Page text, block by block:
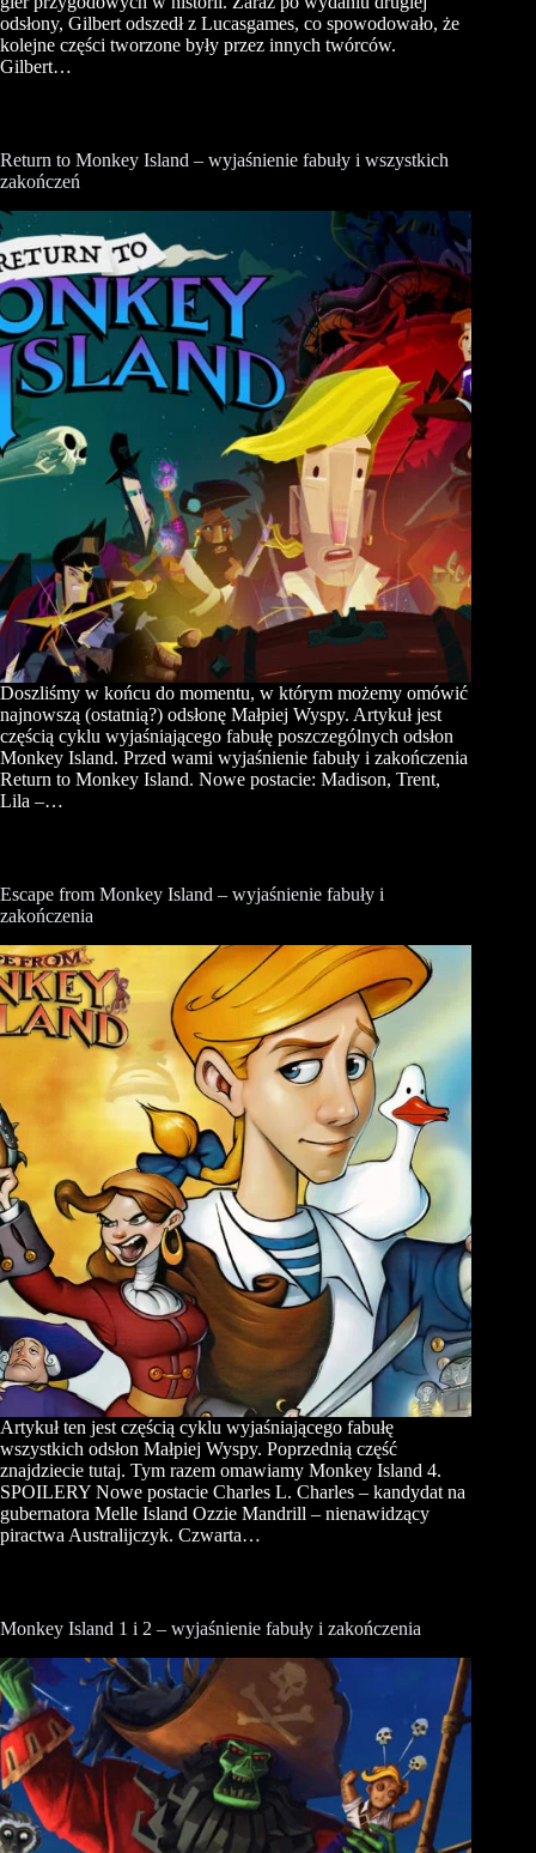
odsłony, Gilbert odszedł z Lucasgames, co spowodowało, że
kolejne części tworzone były przez innych twórców.
Gilbert…
Return to Monkey Island – wyjaśnienie fabuły i wszystkich
zakończeń
Doszliśmy w końcu do momentu, w którym możemy omówić
najnowszą (ostatnią?) odsłonę Małpiej Wyspy. Artykuł jest
częścią cyklu wyjaśniającego fabułę poszczególnych odsłon
Monkey Island. Przed wami wyjaśnienie fabuły i zakończenia
Return to Monkey Island. Nowe postacie: Madison, Trent,
Lila –…
Escape from Monkey Island – wyjaśnienie fabuły i
zakończenia
Artykuł ten jest częścią cyklu wyjaśniającego fabułę
wszystkich odsłon Małpiej Wyspy. Poprzednią część
znajdziecie tutaj. Tym razem omawiamy Monkey Island 4.
SPOILERY Nowe postacie Charles L. Charles – kandydat na
gubernatora Melle Island Ozzie Mandrill – nienawidzący
piractwa Australijczyk. Czwarta…
Monkey Island 1 i 2 – wyjaśnienie fabuły i zakończenia